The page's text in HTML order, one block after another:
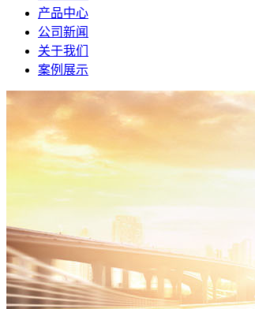
产品中心
公司新闻
关于我们
案例展示